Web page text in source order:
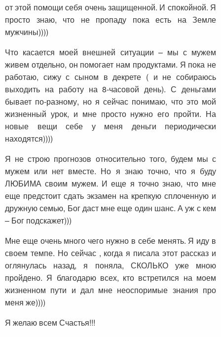
от этой помощи себя очень защищенной. И спокойной. Я
просто знаю, что не пропаду пока есть на Земле
мужчины))))
Что касается моей внешней ситуации – мы с мужем
живем отдельно, он помогает нам продуктами. Я пока не
работаю, сижу с сыном в декрете ( и не собираюсь
выходить на работу на 8-часовой день). С деньгами
бывает по-разному, но я сейчас понимаю, что это мой
жизненный урок, и мне просто нужно его пройти. На
новые вещи себе у меня деньги периодически
находятся))))
Я не строю прогнозов относительно того, будем мы с
мужем или нет вместе. Но я знаю точно, что я буду
ЛЮБИМА своим мужем. И еще я точно знаю, что мне
еще предстоит сдать экзамен на крепкую сплоченную и
дружную семью, Бог даст мне еще один шанс. А уж с кем
– Бог подскажет)))
Мне еще очень много чего нужно в себе менять. Я иду в
своем темпе. Но сейчас , когда я писала этот рассказ и
оглянулась назад, я поняла, СКОЛЬКО уже мною
пройдено. Я благодарю всех, кто встретился на моем
жизненном пути и дал мне неоспоримые знания про
меня же))))
Я желаю всем Счастья!!!